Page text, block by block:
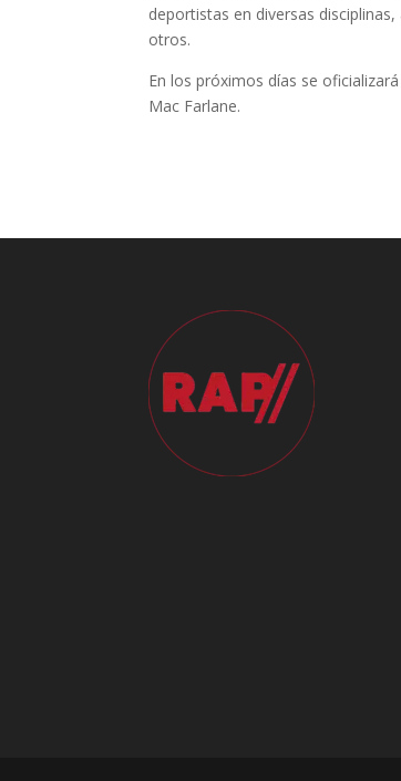
deportistas en diversas
otros.
En los próximos días se
Mac Farlane.